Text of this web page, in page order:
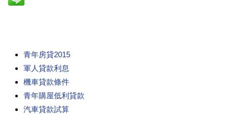
青年房貸2015
軍人貸款利息
機車貸款條件
青年購屋低利貸款
汽車貸款試算